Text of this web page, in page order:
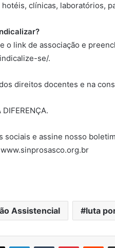
clínicas, laboratórios,
o link de associação e
se/.
direitos docentes e na
DIFERENÇA.
sociais e assine nosso
Assistencial luta